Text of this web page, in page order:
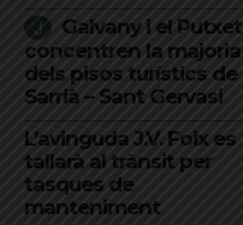
Galvany i el Putxet
concentren la majoria
dels pisos turístics de
Sarrià – Sant Gervasi
L’avinguda J.V. Foix es
tallarà al trànsit per
tasques de
manteniment